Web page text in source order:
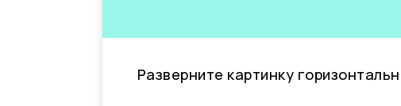
Разверните картинку